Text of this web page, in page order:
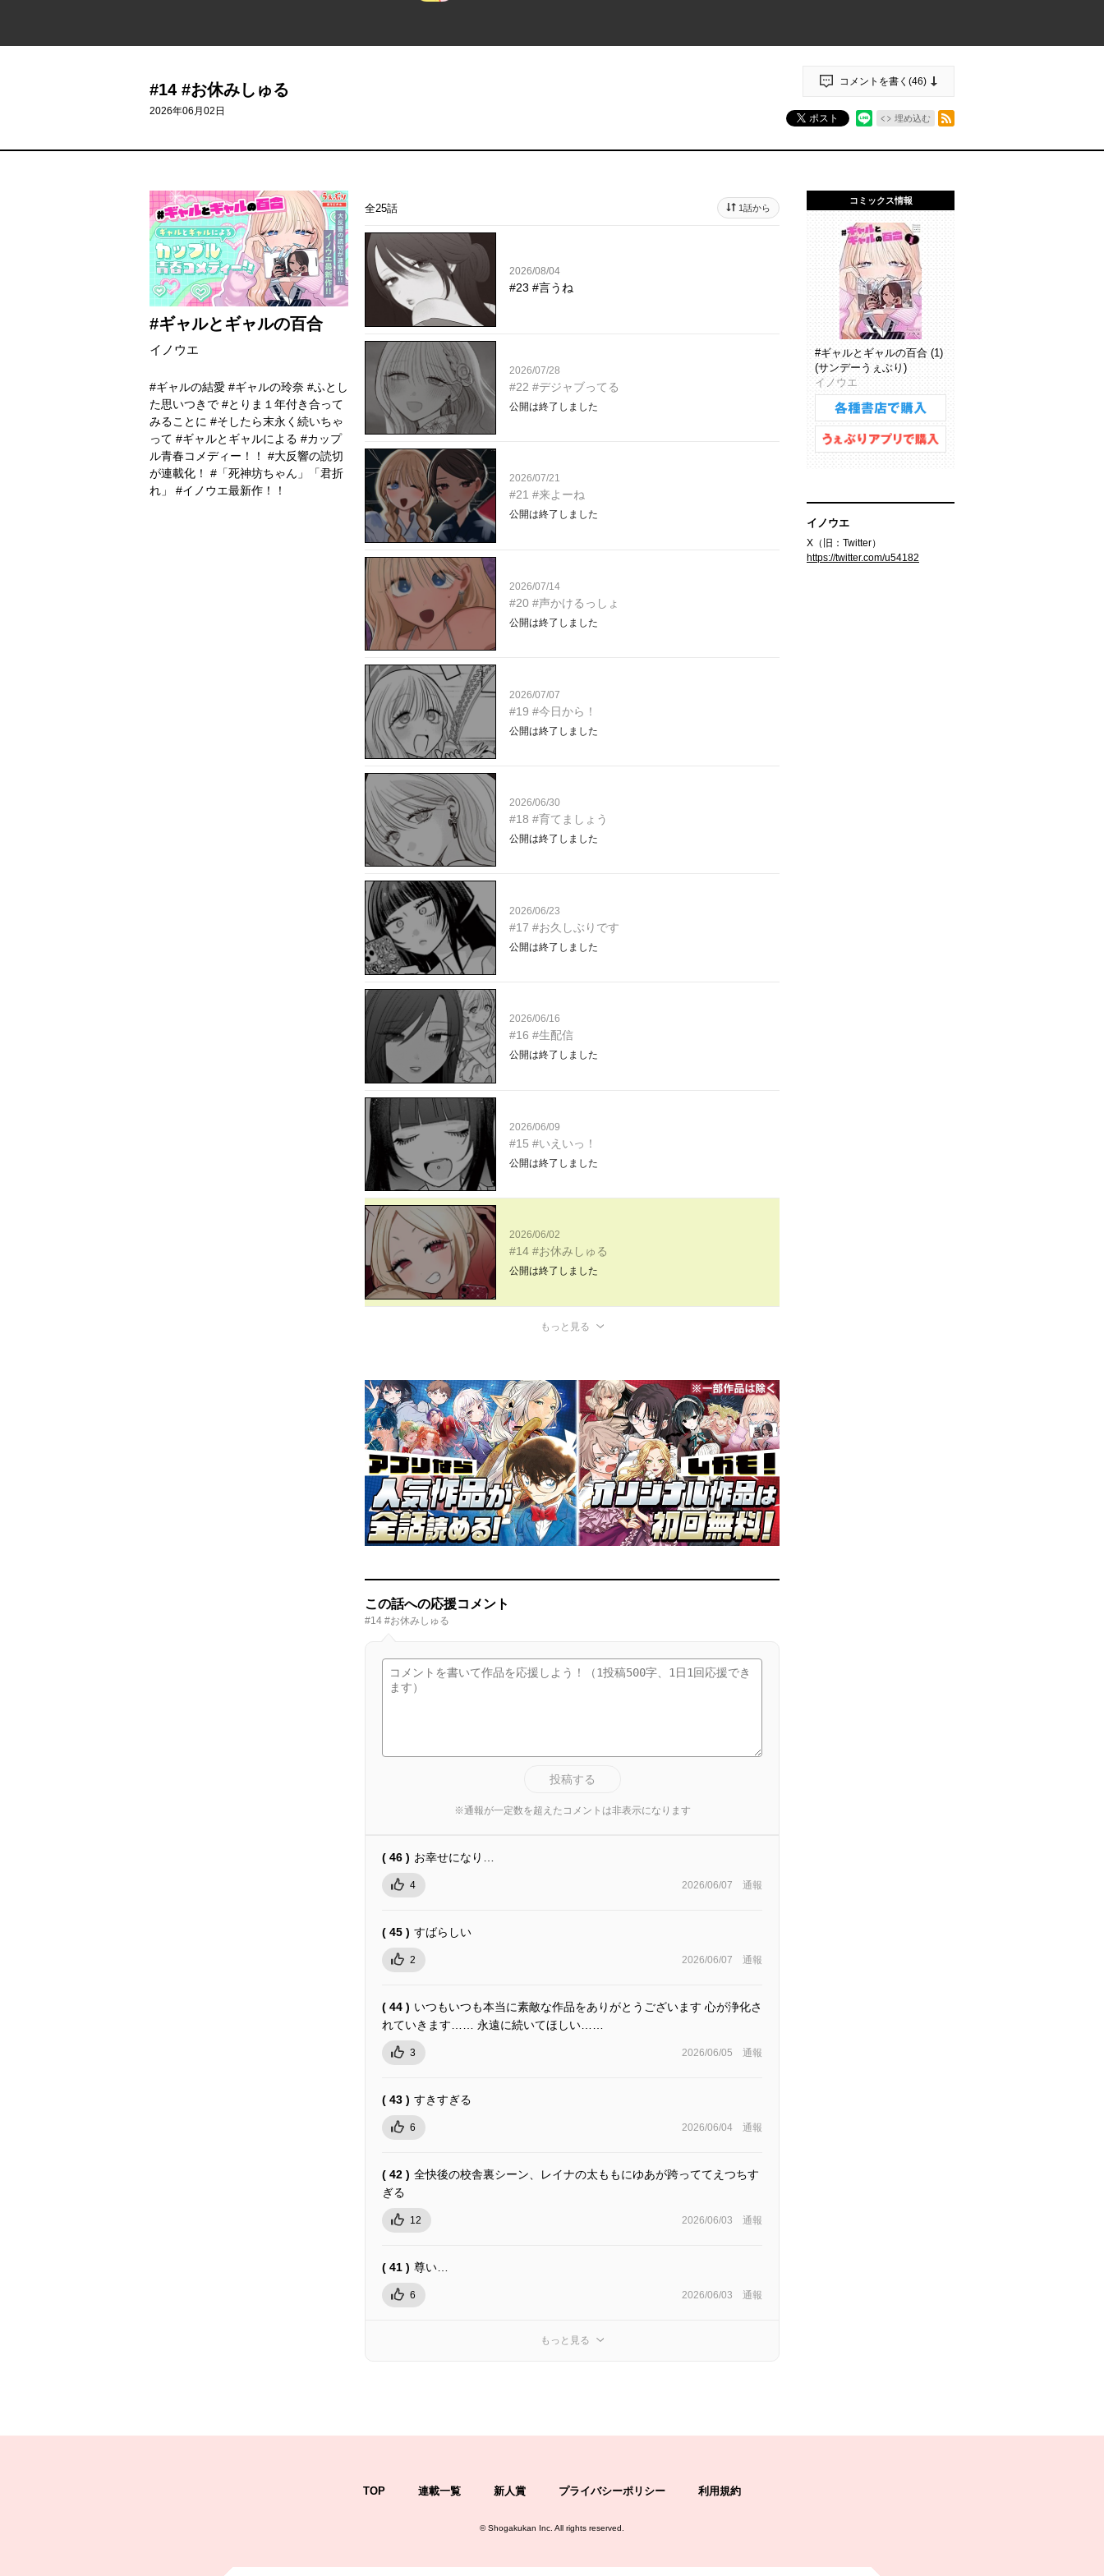
#14 #お休みしゅる
2026年06月02日
コメントを書く(46)
ポスト 埋め込む
#ギャルとギャルの百合
イノウエ
#ギャルの結愛 #ギャルの玲奈 #ふとし
た思いつきで #とりま１年付き合って
みることに #そしたら末永く続いちゃ
って #ギャルとギャルによる #カップ
ル青春コメディー！！ #大反響の読切
が連載化！ #「死神坊ちゃん」「君折
れ」 #イノウエ最新作！！
全25話 1話から
2026/08/04
#23 #言うね
2026/07/28
#22 #デジャブってる
公開は終了しました
2026/07/21
#21 #来よーね
公開は終了しました
2026/07/14
#20 #声かけるっしょ
公開は終了しました
2026/07/07
#19 #今日から！
公開は終了しました
2026/06/30
#18 #育てましょう
公開は終了しました
2026/06/23
#17 #お久しぶりです
公開は終了しました
2026/06/16
#16 #生配信
公開は終了しました
2026/06/09
#15 #いえいっ！
公開は終了しました
2026/06/02
#14 #お休みしゅる
公開は終了しました
もっと見る
この話への応援コメント
#14 #お休みしゅる
投稿する
※通報が一定数を超えたコメントは非表示になります
( 46 ) お幸せになり…
4 2026/06/07 通報
( 45 ) すばらしい
2 2026/06/07 通報
( 44 ) いつもいつも本当に素敵な作品をありがとうございます 心が浄化さ
れていきます…… 永遠に続いてほしい……
3 2026/06/05 通報
( 43 ) すきすぎる
6 2026/06/04 通報
( 42 ) 全快後の校舎裏シーン、レイナの太ももにゆあが跨っててえつちす
ぎる
12 2026/06/03 通報
( 41 ) 尊い…
6 2026/06/03 通報
もっと見る
コミックス情報
#ギャルとギャルの百合 (1)
(サンデーうぇぶり)
イノウエ
イノウエ
X（旧：Twitter）
https://twitter.com/u54182
TOP 連載一覧 新人賞 プライバシーポリシー 利用規約
©Shogakukan Inc. All rights reserved.